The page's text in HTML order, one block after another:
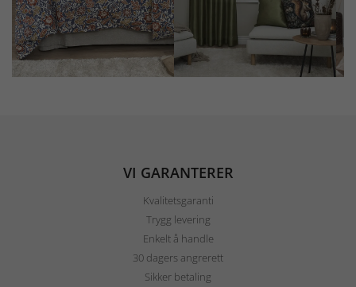
VI GARANTERER
Kvalitetsgaranti
Trygg levering
Enkelt å handle
30 dagers angrerett
Sikker betaling